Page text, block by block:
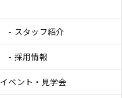
スタッフ紹介
採用情報
イベント・見学会